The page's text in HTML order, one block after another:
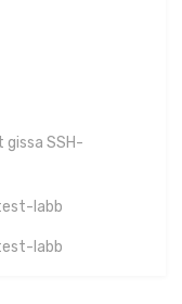
SSH-
labb
labb